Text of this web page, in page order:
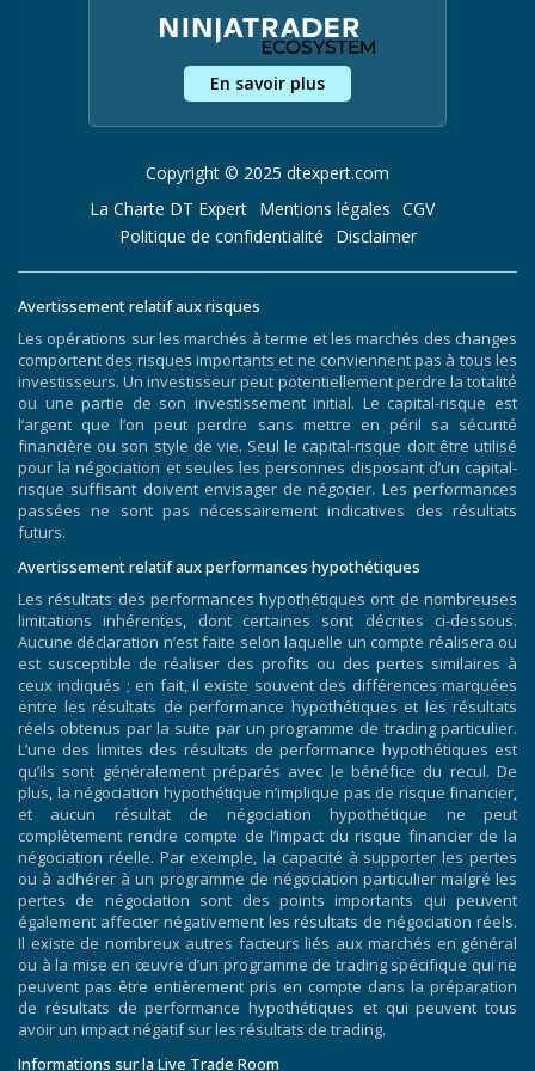
En savoir plus
Copyright © 2025 dtexpert.com
La Charte DT Expert
Mentions légales CGV
Politique de confidentialité
Disclaimer
Avertissement relatif aux risques
Les opérations sur les marchés à terme et les marchés des changes
comportent des risques importants et ne conviennent pas à tous les
investisseurs. Un investisseur peut potentiellement perdre la totalité
ou une partie de son investissement initial. Le capital-risque est
l’argent que l’on peut perdre sans mettre en péril sa sécurité
financière ou son style de vie. Seul le capital-risque doit être utilisé
pour la négociation et seules les personnes disposant d’un capital-
risque suffisant doivent envisager de négocier. Les performances
passées ne sont pas nécessairement indicatives des résultats
futurs.
Avertissement relatif aux performances hypothétiques
Les résultats des performances hypothétiques ont de nombreuses
limitations inhérentes, dont certaines sont décrites ci-dessous.
Aucune déclaration n’est faite selon laquelle un compte réalisera ou
est susceptible de réaliser des profits ou des pertes similaires à
ceux indiqués ; en fait, il existe souvent des différences marquées
entre les résultats de performance hypothétiques et les résultats
réels obtenus par la suite par un programme de trading particulier.
L’une des limites des résultats de performance hypothétiques est
qu’ils sont généralement préparés avec le bénéfice du recul. De
plus, la négociation hypothétique n’implique pas de risque financier,
et aucun résultat de négociation hypothétique ne peut
complètement rendre compte de l’impact du risque financier de la
négociation réelle. Par exemple, la capacité à supporter les pertes
ou à adhérer à un programme de négociation particulier malgré les
pertes de négociation sont des points importants qui peuvent
également affecter négativement les résultats de négociation réels.
Il existe de nombreux autres facteurs liés aux marchés en général
ou à la mise en œuvre d’un programme de trading spécifique qui ne
peuvent pas être entièrement pris en compte dans la préparation
de résultats de performance hypothétiques et qui peuvent tous
avoir un impact négatif sur les résultats de trading.
Informations sur la Live Trade Room